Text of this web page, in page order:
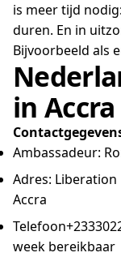
is meer tijd
duren. En in
Bijvoorbeeld als
in Accra
Ambassadeur:
Adres: Liberation
Accra
week bereikbaar